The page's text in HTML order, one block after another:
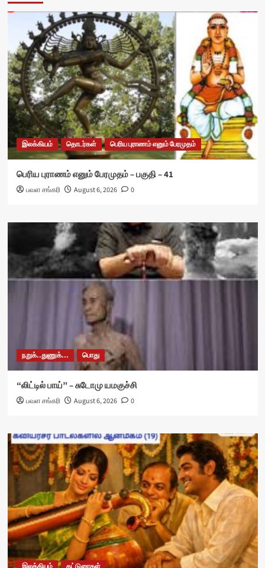
இலக்கியம் தொடர்கள் பெரிய புராணம் எனும் பேரமுதம்
பெரிய புராணம் எனும் பேரமுதம் – பகுதி – 41
பவள சங்கரி August 6, 2026 0
நறுக்..துணுக்... பொது
“லிட்டில் பாய்” – சுடோமு யமகுச்சி
பவள சங்கரி August 6, 2026 0